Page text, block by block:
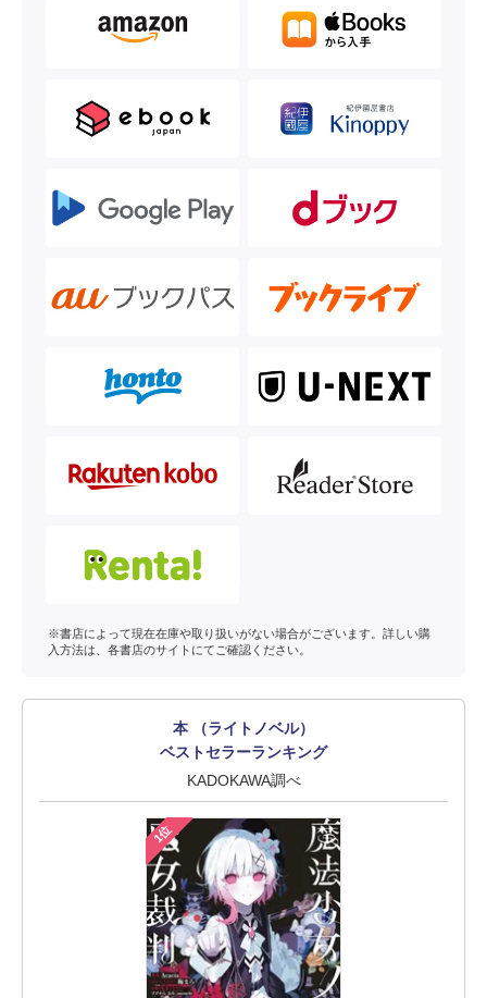
※書店によって現在在庫や取り扱いがない場合がございます。詳しい購
入方法は、各書店のサイトにてご確認ください。
本 （ライトノベル）
ベストセラーランキング
KADOKAWA調べ
1位